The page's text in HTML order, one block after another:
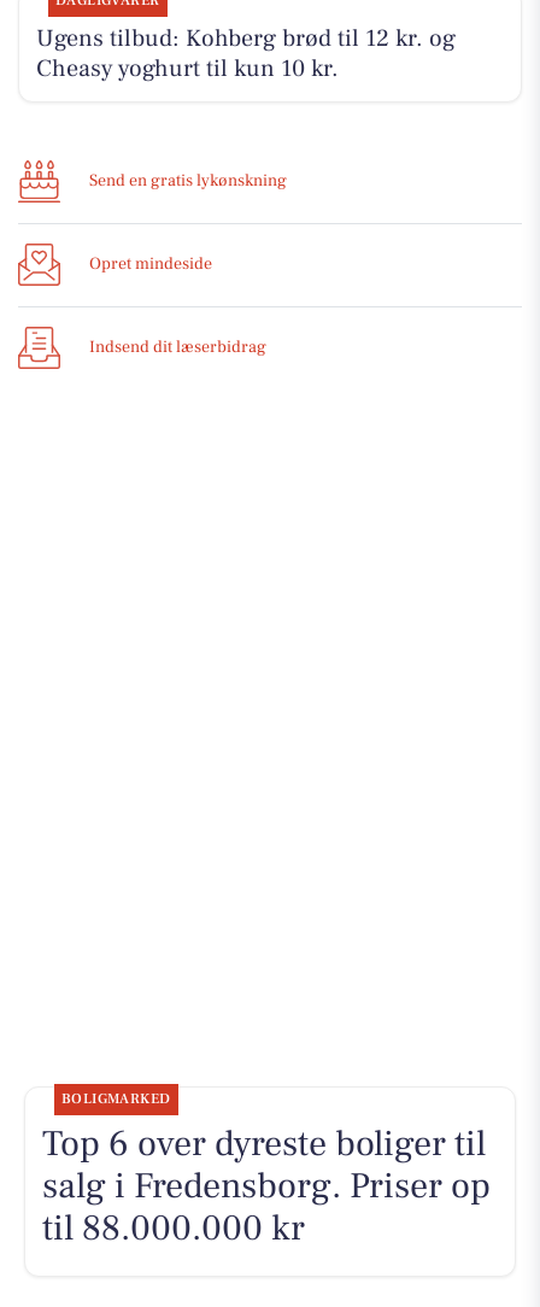
Ugens tilbud: Kohberg brød til 12 kr. og
Cheasy yoghurt til kun 10 kr.
Send en gratis lykønskning
Opret mindeside
Indsend dit læserbidrag
BOLIGMARKED
Top 6 over dyreste boliger til
salg i Fredensborg. Priser op
til 88.000.000 kr